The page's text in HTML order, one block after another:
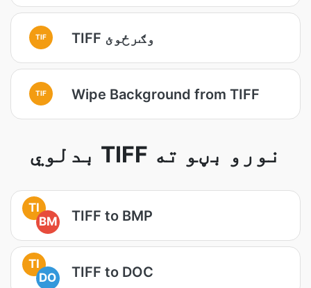
TIF TIFF وګرځوئ
TIF Wipe Background from TIFF
بدلوي TIFF نورو بڼو ته
TI
BM
TIFF to BMP
TI
DO
TIFF to DOC